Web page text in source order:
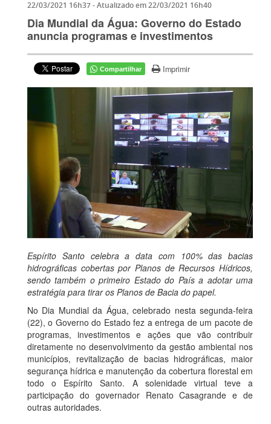
22/03/2021 16h37- Atualizado em22/03/2021 16h40
Dia Mundial da Água: Governo do Estado
anuncia programas e investimentos
Compartilhar Imprimir
Espírito Santo celebra a data com 100% das bacias
hidrográficas cobertas por Planos de Recursos Hídricos,
sendo também o primeiro Estado do País a adotar uma
estratégia para tirar os Planos de Bacia do papel.
No Dia Mundial da Água, celebrado nesta segunda-feira
(22), o Governo do Estado fez a entrega de um pacote de
programas, investimentos e ações que vão contribuir
diretamente no desenvolvimento da gestão ambiental nos
municípios, revitalização de bacias hidrográficas, maior
segurança hídrica e manutenção da cobertura florestal em
todo o Espírito Santo. A solenidade virtual teve a
participação do governador Renato Casagrande e de
outras autoridades.